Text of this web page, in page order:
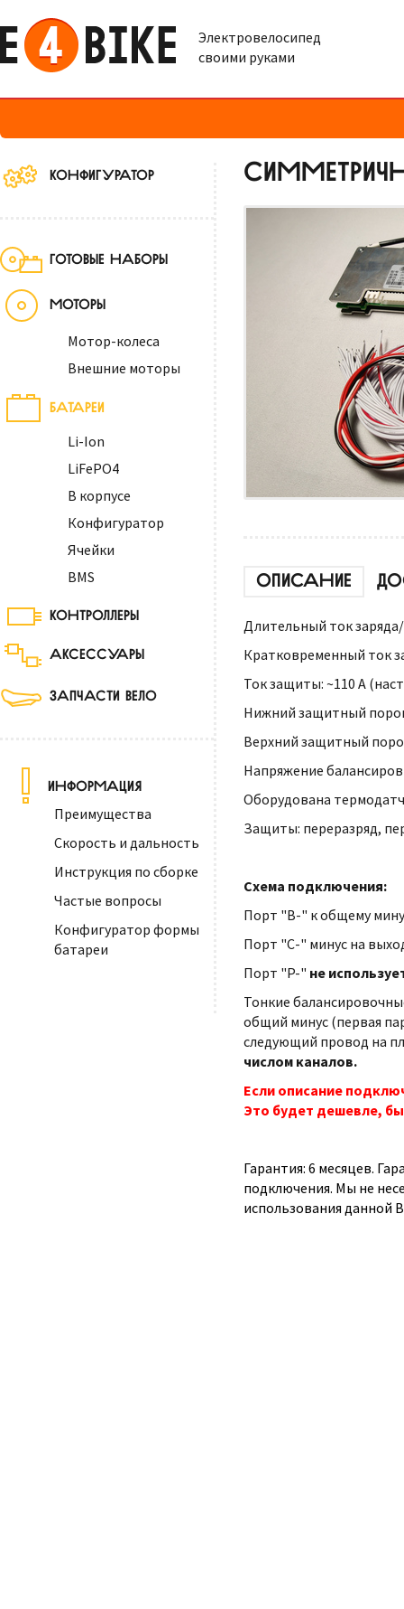
Электровелосипед
своими руками
КОНФИГУРАТОР
ГОТОВЫЕ НАБОРЫ
МОТОРЫ
Мотор-колеса
Внешние моторы
БАТАРЕИ
Li-Ion
LiFePO4
В корпусе
Конфигуратор
Ячейки
BMS
КОНТРОЛЛЕРЫ
АКСЕССУАРЫ
ЗАПЧАСТИ ВЕЛО
ИНФОРМАЦИЯ
Преимущества
Скорость и дальность
Инструкция по сборке
Частые вопросы
Конфигуратор формы
батареи
ОПИСАНИЕ
Длительный ток заряда/
Кратковременный ток
Ток защиты: ~110 А
Нижний защитный
Верхний защитный
Напряжение
Оборудована
Защиты: переразряд,
Схема подключения:
Порт "B-" к общему
Порт "С-" минус на
Порт "P-" не
Тонкие
общий минус (первая
следующий провод на
числом каналов.
Если описание
Это будет дешевле,
Гарантия: 6 месяцев.
подключения. Мы не
использования данной